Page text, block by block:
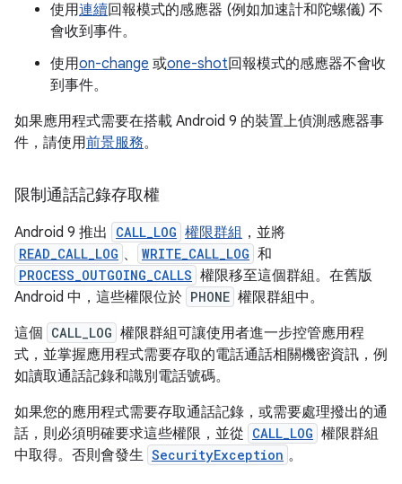
使用連續回報模式的感應器 (例如加速計和陀螺儀) 不
會收到事件。
使用on-change 或one-shot回報模式的感應器不會收
到事件。
如果應用程式需要在搭載 Android 9 的裝置上偵測感應器事
件，請使用前景服務。
限制通話記錄存取權
Android 9 推出 CALL_LOG 權限群組 ，並將
READ_CALL_LOG 、 WRITE_CALL_LOG 和
PROCESS_OUTGOING_CALLS 權限移至這個群組。在舊版
Android 中，這些權限位於 PHONE 權限群組中。
這個 CALL_LOG 權限群組可讓使用者進一步控管應用程
式，並掌握應用程式需要存取的電話通話相關機密資訊，例
如讀取通話記錄和識別電話號碼。
如果您的應用程式需要存取通話記錄，或需要處理撥出的通
話，則必須明確要求這些權限，並從 CALL_LOG 權限群組
中取得。否則會發生 SecurityException 。